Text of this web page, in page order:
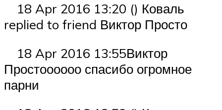
18 Apr 2016 13:20 () Коваль
replied to friend Виктор Просто
18 Apr 2016 13:55Виктор
Простоооооо спасибо огромное
парни